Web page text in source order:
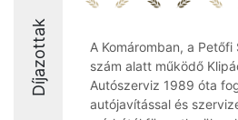
Díjazottak
A Komáromban, a
szám alatt működő
Autószerviz 1989 óta
autójavítással és